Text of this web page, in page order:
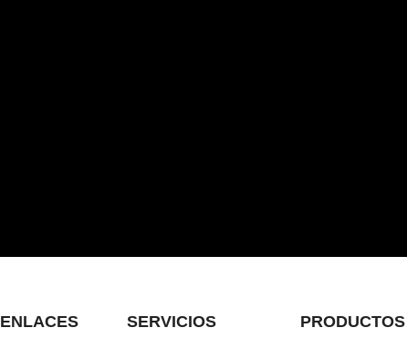
ENLACES SERVICIOS PRODUCTOS